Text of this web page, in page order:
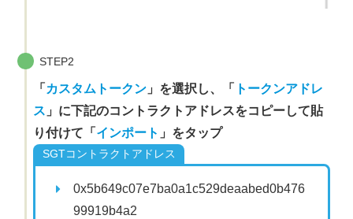
STEP2
「 カスタムトークン 」を選択し、「
トークンアドレ
ス 」に下記のコントラクトアドレスをコピーして貼
り付けて「 インポート 」をタップ
SGTコントラクトアドレス
0x5b649c07e7ba0a1c529deaabed0b476
99919b4a2